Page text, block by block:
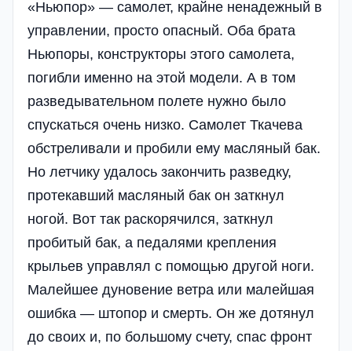
«Ньюпор» — самолет, крайне ненадежный в
управлении, просто опасный. Оба брата
Ньюпоры, конструкторы этого самолета,
погибли именно на этой модели. А в том
разведывательном полете нужно было
спускаться очень низко. Самолет Ткачева
обстреливали и пробили ему масляный бак.
Но летчику удалось закончить разведку,
протекавший масляный бак он заткнул
ногой. Вот так раскорячился, заткнул
пробитый бак, а педалями крепления
крыльев управлял с помощью другой ноги.
Малейшее дуновение ветра или малейшая
ошибка — штопор и смерть. Он же дотянул
до своих и, по большому счету, спас фронт